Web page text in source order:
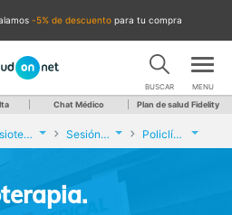
-5% de descuento para tu compra
BUSCAR MENU
Chat Médico Plan de salud Fidelity
Fisioterapia Sesión de Fisioterapia. Tratamiento combinado intensivo Policlínica Pirineos SEAP Medical